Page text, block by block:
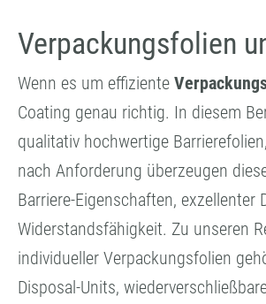
Verpackungsfolien
Wenn es um effiziente
Coating genau richtig. In diesem
qualitativ hochwertige
nach Anforderung überzeugen
Barriere-Eigenschaften, exzellenter
Widerstandsfähigkeit. Zu unseren
individueller Verpackungsfolien
Disposal-Units,